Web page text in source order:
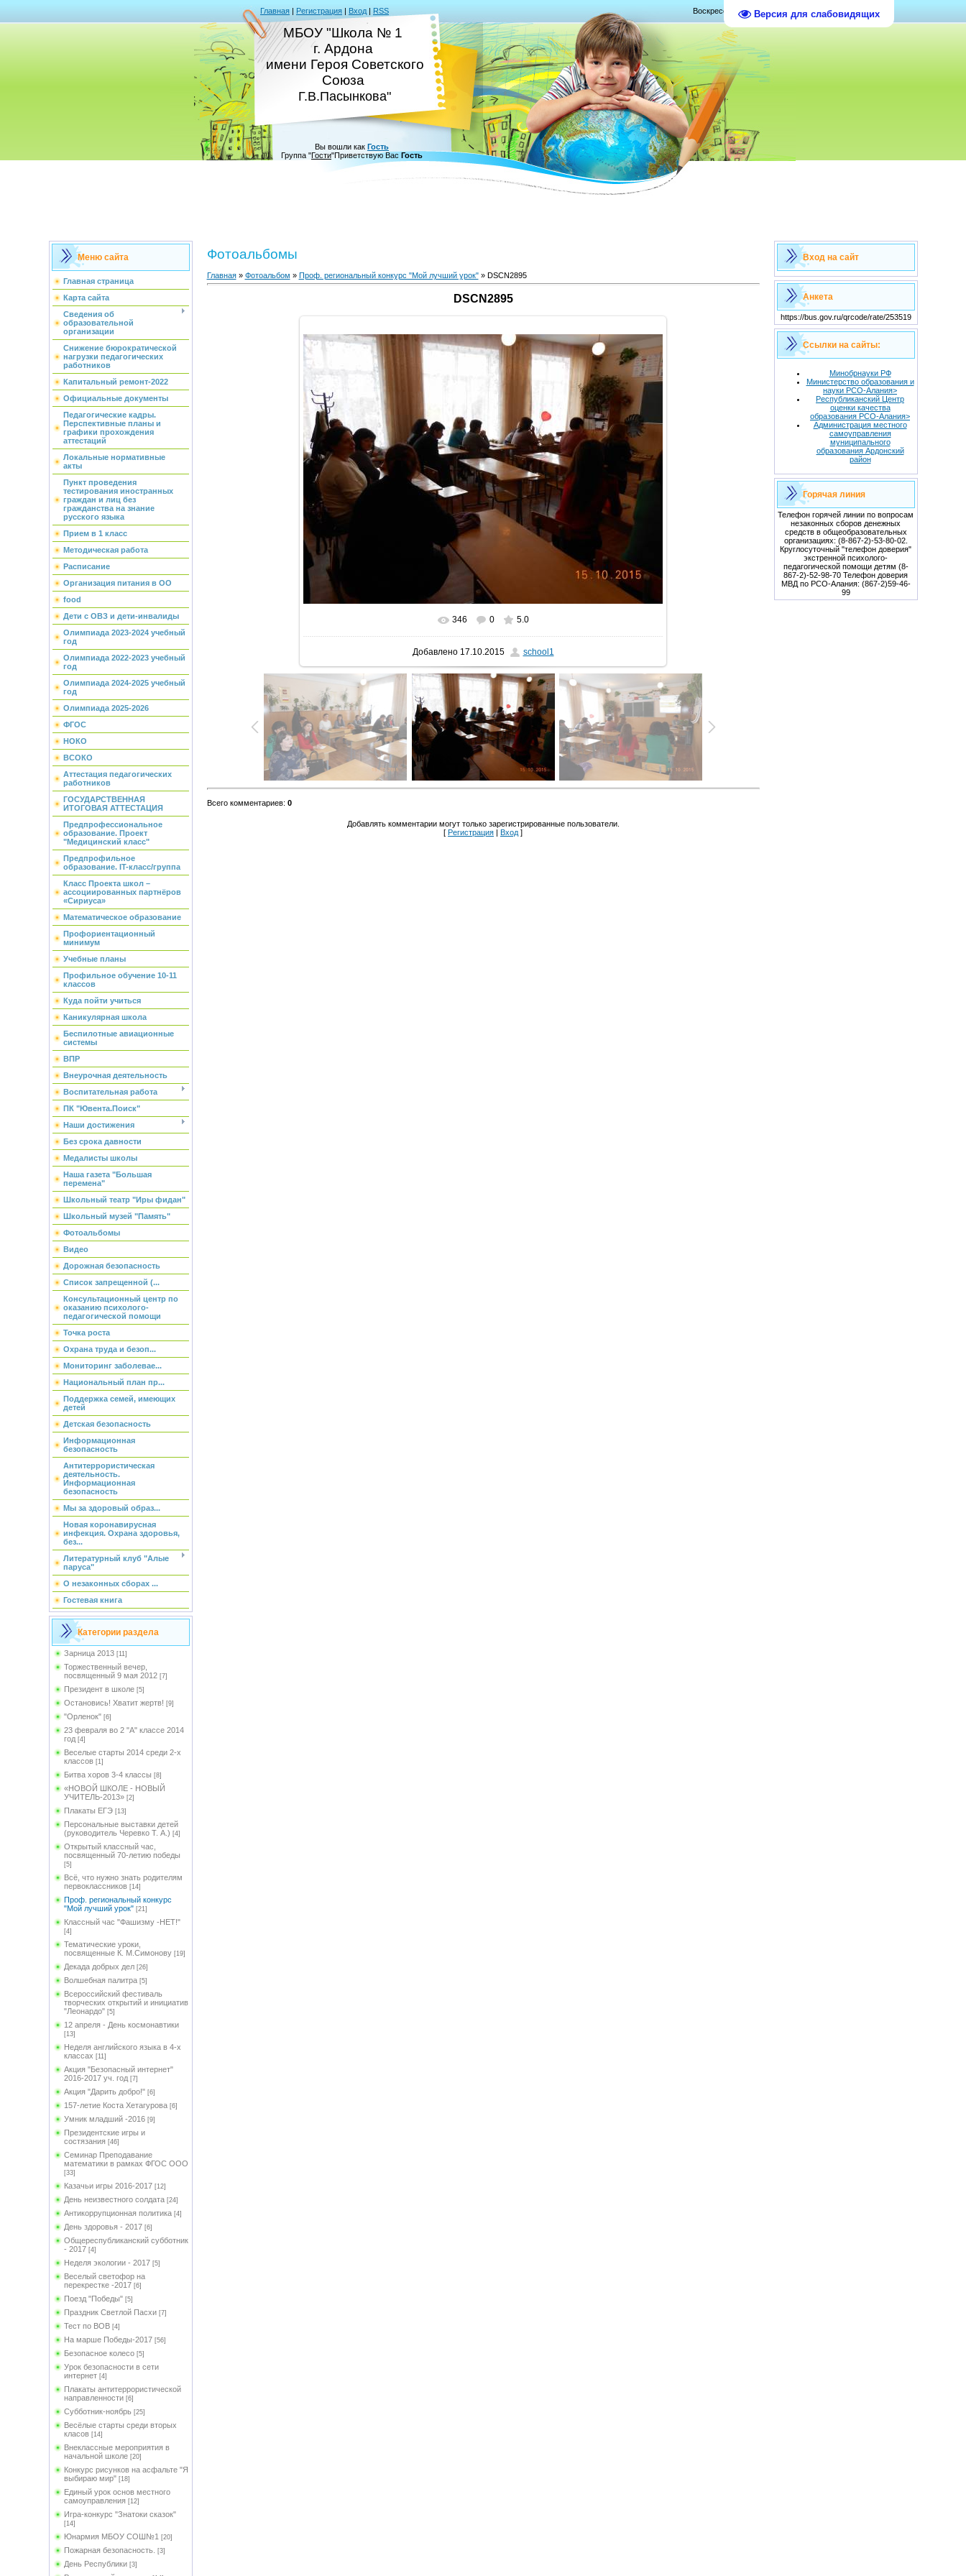
Версия для слабовидящих
Главная | Регистрация | Вход | RSS Воскресенье, 09.08.2026, 11:09
МБОУ "Школа № 1
г. Ардона
имени Героя Советского
Союза
Г.В.Пасынкова"
Вы вошли как Гость
Группа "Гости"Приветствую Вас Гость
Меню сайта
Главная страница
Карта сайта
Сведения об
образовательной
организации
Снижение бюрократической
нагрузки педагогических
работников
Капитальный ремонт-2022
Официальные документы
Педагогические кадры.
Перспективные планы и
графики прохождения
аттестаций
Локальные нормативные
акты
Пункт проведения
тестирования иностранных
граждан и лиц без
гражданства на знание
русского языка
Прием в 1 класс
Методическая работа
Расписание
Организация питания в ОО
food
Дети с ОВЗ и дети-инвалиды
Олимпиада 2023-2024 учебный
год
Олимпиада 2022-2023 учебный
год
Олимпиада 2024-2025 учебный
год
Олимпиада 2025-2026
ФГОС
НОКО
ВСОКО
Аттестация педагогических
работников
ГОСУДАРСТВЕННАЯ
ИТОГОВАЯ АТТЕСТАЦИЯ
Предпрофессиональное
образование. Проект
"Медицинский класс"
Предпрофильное
образование. IT-класс/группа
Класс Проекта школ –
ассоциированных партнёров
«Сириуса»
Математическое образование
Профориентационный
минимум
Учебные планы
Профильное обучение 10-11
классов
Куда пойти учиться
Каникулярная школа
Беспилотные авиационные
системы
ВПР
Внеурочная деятельность
Воспитательная работа
ПК "Ювента.Поиск"
Наши достижения
Без срока давности
Медалисты школы
Наша газета "Большая
перемена"
Школьный театр "Иры фидан"
Школьный музей "Память"
Фотоальбомы
Видео
Дорожная безопасность
Список запрещенной (...
Консультационный центр по
оказанию психолого-
педагогической помощи
Точка роста
Охрана труда и безоп...
Мониторинг заболевае...
Национальный план пр...
Поддержка семей, имеющих
детей
Детская безопасность
Информационная
безопасность
Антитеррористическая
деятельность.
Информационная
безопасность
Мы за здоровый образ...
Новая коронавирусная
инфекция. Охрана здоровья,
без...
Литературный клуб "Алые
паруса"
О незаконных сборах ...
Гостевая книга
Категории раздела
Зарница 2013 [11]
Торжественный вечер,
посвященный 9 мая 2012 [7]
Президент в школе [5]
Остановись! Хватит жертв! [9]
"Орленок" [6]
23 февраля во 2 "А" классе 2014
год [4]
Веселые старты 2014 среди 2-х
классов [1]
Битва хоров 3-4 классы [8]
«НОВОЙ ШКОЛЕ - НОВЫЙ
УЧИТЕЛЬ-2013» [2]
Плакаты ЕГЭ [13]
Персональные выставки детей
(руководитель Черевко Т. А.) [4]
Открытый классный час,
посвященный 70-летию победы
[5]
Всё, что нужно знать родителям
первоклассников [14]
Проф. региональный конкурс
"Мой лучший урок" [21]
Классный час "Фашизму -НЕТ!"
[4]
Тематические уроки,
посвященные К. М.Симонову [19]
Декада добрых дел [26]
Волшебная палитра [5]
Всероссийский фестиваль
творческих открытий и инициатив
"Леонардо" [5]
12 апреля - День космонавтики
[13]
Неделя английского языка в 4-х
классах [11]
Акция "Безопасный интернет"
2016-2017 уч. год [7]
Акция "Дарить добро!" [6]
157-летие Коста Хетагурова [6]
Умник младший -2016 [9]
Президентские игры и
состязания [46]
Семинар Преподавание
математики в рамках ФГОС ООО
[33]
Казачьи игры 2016-2017 [12]
День неизвестного солдата [24]
Антикоррупционная политика [4]
День здоровья - 2017 [6]
Общереспубликанский субботник
- 2017 [4]
Неделя экологии - 2017 [5]
Веселый светофор на
перекрестке -2017 [6]
Поезд "Победы" [5]
Праздник Светлой Пасхи [7]
Тест по ВОВ [4]
На марше Победы-2017 [56]
Безопасное колесо [5]
Урок безопасности в сети
интернет [4]
Плакаты антитеррористической
направленности [6]
Субботник-ноябрь [25]
Весёлые старты среди вторых
класов [14]
Внеклассные мероприятия в
начальной школе [20]
Конкурс рисунков на асфальте "Я
выбираю мир" [18]
Единый урок основ местного
самоуправления [12]
Игра-конкурс "Знатоки сказок"
[14]
Юнармия МБОУ СОШ№1 [20]
Пожарная безопасность. [3]
День Республики [3]
Фотоальбомы
Главная» Фотоальбом » Проф. региональный конкурс "Мой лучший урок"» DSCN2895
DSCN2895
В реальном размере 1024x768
346 0 5.0
Добавлено17.10.2015 school1
Всего комментариев: 0
Добавлять комментарии могут только зарегистрированные пользователи.
[ Регистрация | Вход ]
Вход на сайт
Анкета
https://bus.gov.ru/qrcode/rate/253519
Ссылки на сайты:
Минобрнауки РФ
Министерство образования и
науки РСО-Алания>
Республиканский Центр
оценки качества
образования РСО-Алания>
Администрация местного
самоуправления
муниципального
образования Ардонский
район
Горячая линия
Телефон горячей линии по вопросам
незаконных сборов денежных
средств в общеобразовательных
организациях: (8-867-2)-53-80-02.
Круглосуточный "телефон доверия"
экстренной психолого-
педагогической помощи детям (8-
867-2)-52-98-70 Телефон доверия
МВД по РСО-Алания: (867-2)59-46-
99